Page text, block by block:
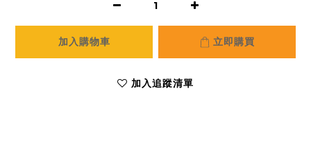
加入購物車 立即購買
加入追蹤清單